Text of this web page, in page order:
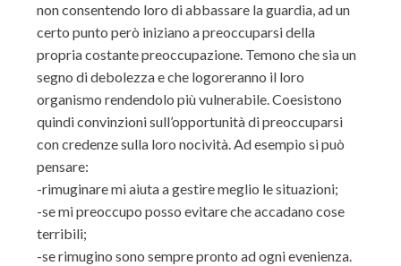
non consentendo loro di abbassare la guardia, ad un
certo punto però iniziano a preoccuparsi della
propria costante preoccupazione. Temono che sia un
segno di debolezza e che logoreranno il loro
organismo rendendolo più vulnerabile. Coesistono
quindi convinzioni sull’opportunità di preoccuparsi
con credenze sulla loro nocività. Ad esempio si può
pensare:
-rimuginare mi aiuta a gestire meglio le situazioni;
-se mi preoccupo posso evitare che accadano cose
terribili;
-se rimugino sono sempre pronto ad ogni evenienza.